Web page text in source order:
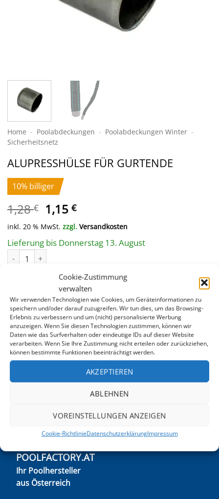
Cookie-Zustimmung
verwalten
Wir verwenden Technologien wie Cookies, um Geräteinformationen zu
speichern und/oder darauf zuzugreifen. Wir tun dies, um das Browsing-
Erlebnis zu verbessern und um (nicht) personalisierte Werbung
anzuzeigen. Wenn Sie diesen Technologien zustimmen, können wir
Daten wie das Surfverhalten oder eindeutige IDs auf dieser Website
verarbeiten. Wenn Sie Ihre Zustimmung nicht erteilen oder zurückziehen,
können bestimmte Funktionen beeinträchtigt werden.
AKZEPTIEREN
ABLEHNEN
VOREINSTELLUNGEN ANZEIGEN
Cookie-RichtlinieDatenschutzerklärungImpressum
Home - Poolabdeckungen - Pool­abdeckungen Winter -
Sicherheits­netz
ALUPRESSHÜLSE FÜR GURTENDE
10% billiger
1,28€ Ursprünglicher
Preis
war:
1,28 €
1,15€Aktueller
Preis
ist:
1,15 €.
inkl. 20 % MwSt. zzgl. Versandkosten
Lieferung bis Donnerstag 13. August
ALUPRESSHÜLSE FÜR GURTENDE Menge
IN DEN WARENKORB
ZUSÄTZLICHE INFORMATION
POOLFACTORY.AT
Ihr Poolhersteller
aus Österreich